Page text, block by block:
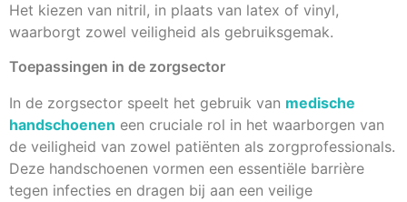
Het kiezen van nitril, in plaats van latex of vinyl,
waarborgt zowel veiligheid als gebruiksgemak.
Toepassingen in de zorgsector
In de zorgsector speelt het gebruik van medische
handschoenen een cruciale rol in het waarborgen van
de veiligheid van zowel patiënten als zorgprofessionals.
Deze handschoenen vormen een essentiële barrière
tegen infecties en dragen bij aan een veilige